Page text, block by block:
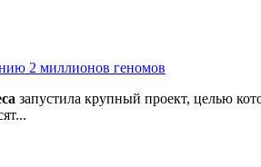
2 миллионов геномов
запустила крупный проект, целью